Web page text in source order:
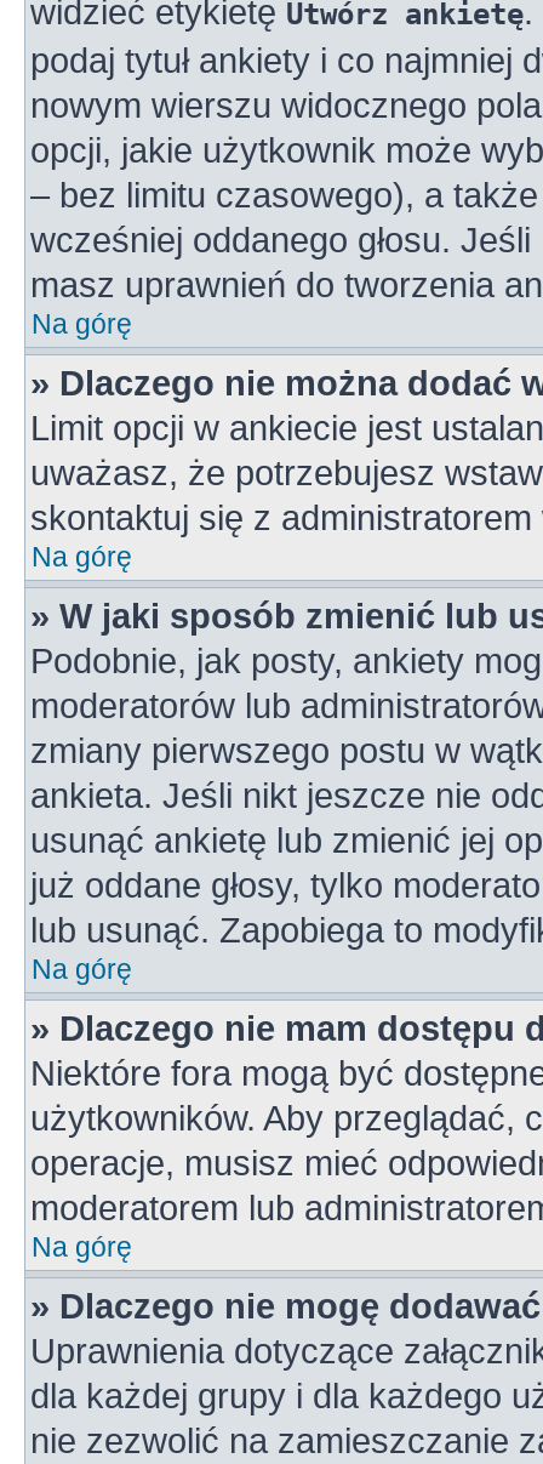
widzieć etykietę Utwórz ankietę.
podaj tytuł ankiety i co najmniej
nowym wierszu widocznego
opcji, jakie użytkownik może
– bez limitu czasowego), a
wcześniej oddanego głosu.
masz uprawnień do tworzenia
Na górę
» Dlaczego nie można dodać
Limit opcji w ankiecie jest
uważasz, że potrzebujesz
skontaktuj się z administratorem
Na górę
» W jaki sposób zmienić lub
Podobnie, jak posty, ankiety
moderatorów lub
zmiany pierwszego postu w
ankieta. Jeśli nikt jeszcze nie
usunąć ankietę lub zmienić jej
już oddane głosy, tylko
lub usunąć. Zapobiega to
Na górę
» Dlaczego nie mam dostępu
Niektóre fora mogą być
użytkowników. Aby przeglądać,
operacje, musisz mieć
moderatorem lub
Na górę
» Dlaczego nie mogę
Uprawnienia dotyczące
dla każdej grupy i dla każdego
nie zezwolić na zamieszczanie